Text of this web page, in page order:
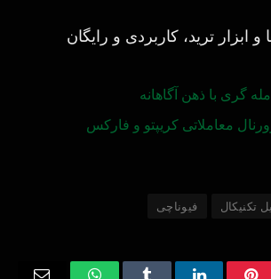
و ابزار ترید، کاربردی و رایگان
گری با ذهن آگاهانه
معاملاتی کریپتو و فارکس
تکنیکال فیوناچی